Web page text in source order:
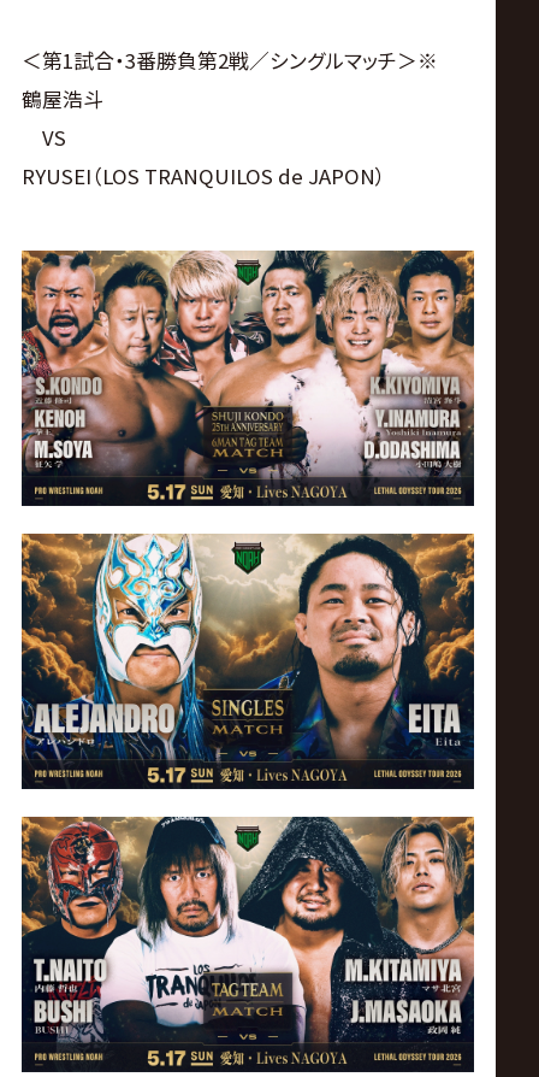
＜第1試合・3番勝負第2戦／シングルマッチ＞※
鶴屋浩斗
VS
RYUSEI（LOS TRANQUILOS de JAPON）